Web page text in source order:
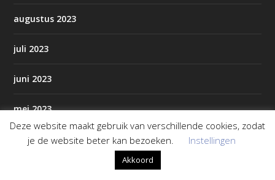
augustus 2023
juli 2023
juni 2023
mei 2023
april 2023
Deze website maakt gebruik van verschillende cookies, zodat
je de website beter kan bezoeken.
Instellingen
Akkoord